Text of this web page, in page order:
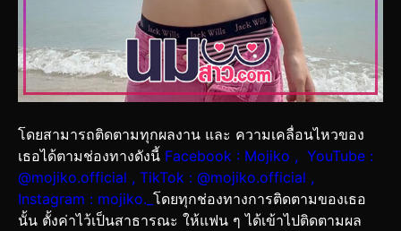
โดยสามารถติดตามทุกผลงาน และ ความเคลื่อนไหวของ
เธอได้ตามช่องทางดังนี้ Facebook : Mojiko , YouTube :
@mojiko.official , TikTok : @mojiko.official ,
Instagram : mojiko._ โดยทุกช่องทางการติดตามของเธอ
นั้น ตั้งค่าไว้เป็นสาธารณะ ให้แฟน ๆ ได้เข้าไปติดตามผล